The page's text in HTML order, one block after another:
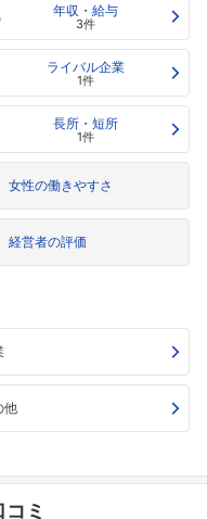
年収・給与
3件
ライバル企業
1件
長所・短所
1件
女性の働きやすさ
経営者の評価
他
ミ